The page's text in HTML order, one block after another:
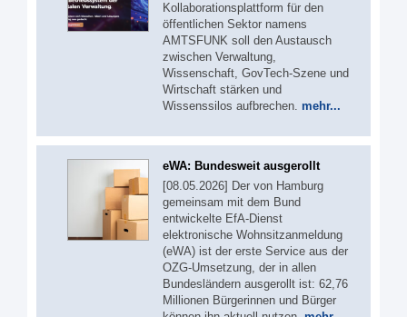
Kollaborationsplattform für den
öffentlichen Sektor namens
AMTSFUNK soll den Austausch
zwischen Verwaltung,
Wissenschaft, GovTech-Szene und
Wirtschaft stärken und
Wissenssilos aufbrechen. mehr...
eWA: Bundesweit ausgerollt
[08.05.2026] Der von Hamburg
gemeinsam mit dem Bund
entwickelte EfA-Dienst
elektronische Wohnsitzanmeldung
(eWA) ist der erste Service aus der
OZG-Umsetzung, der in allen
Bundesländern ausgerollt ist: 62,76
Millionen Bürgerinnen und Bürger